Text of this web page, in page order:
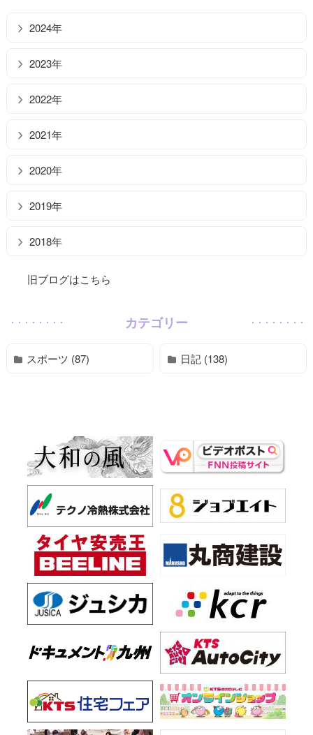
2024年
2023年
2022年
2021年
2020年
2019年
2018年
旧ブログはこちら
カテゴリー
スポーツ (87) 日記 (138)